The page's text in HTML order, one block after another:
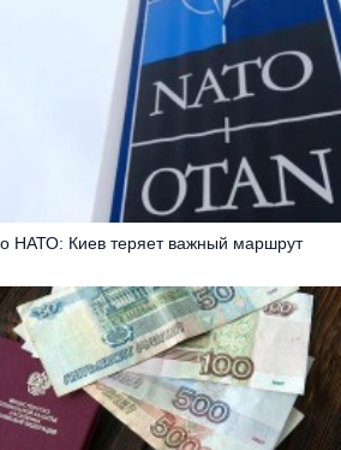
НАТО: Киев теряет важный маршрут